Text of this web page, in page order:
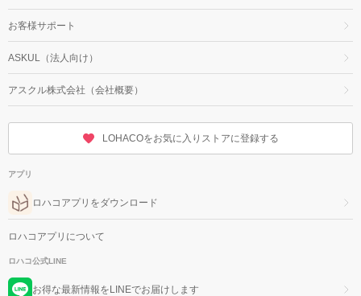
お客様サポート
ASKUL（法人向け）
アスクル株式会社（会社概要）
LOHACOをお気に入りストアに登録する
アプリ
ロハコアプリをダウンロード
ロハコアプリについて
ロハコ公式LINE
お得な最新情報をLINEでお届けします